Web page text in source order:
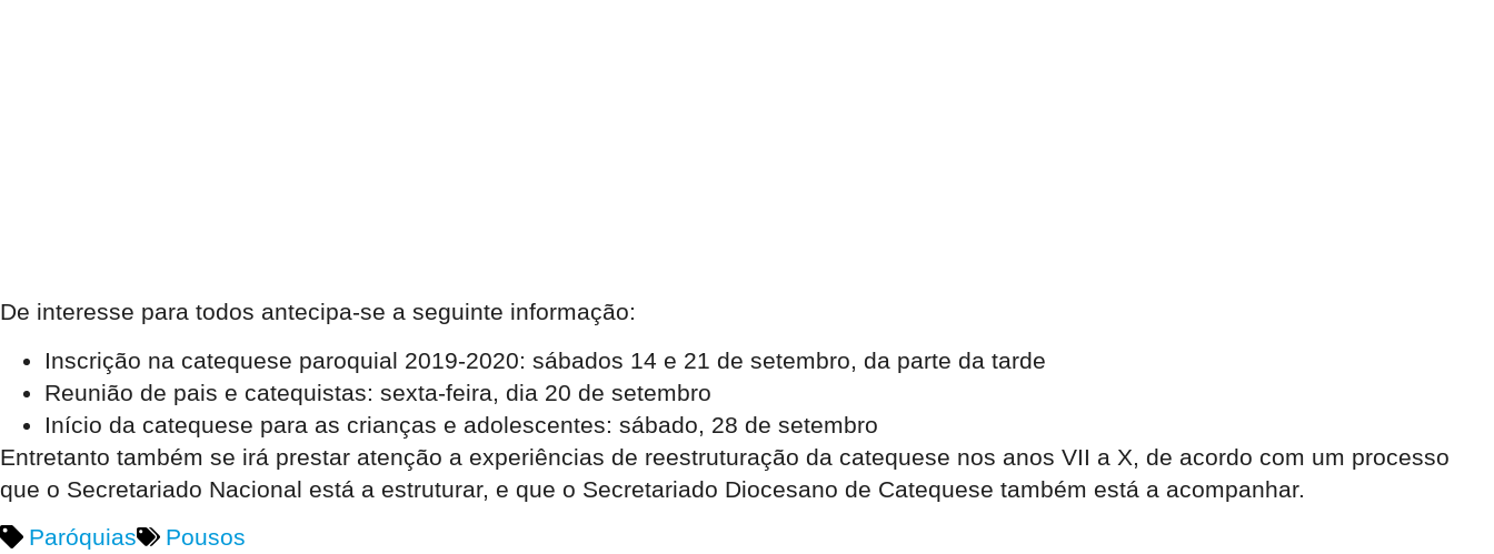
De interesse para todos antecipa-se a seguinte informação:
Inscrição na catequese paroquial 2019-2020: sábados 14 e 21 de setembro, da parte da tarde
Reunião de pais e catequistas: sexta-feira, dia 20 de setembro
Início da catequese para as crianças e adolescentes: sábado, 28 de setembro
Entretanto também se irá prestar atenção a experiências de reestruturação da catequese nos anos VII a X, de acordo com um processo
que o Secretariado Nacional está a estruturar, e que o Secretariado Diocesano de Catequese também está a acompanhar.
Paróquias
Pousos